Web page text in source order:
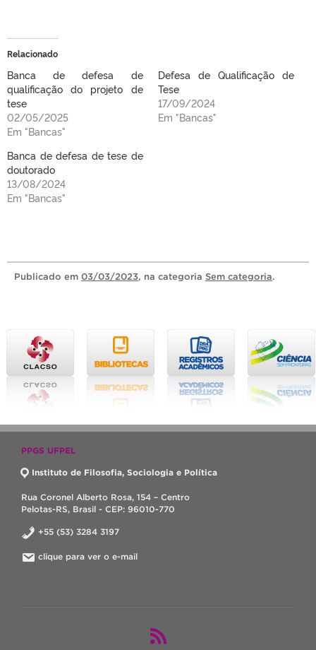
Relacionado
Banca de defesa de
qualificação do projeto de
tese
02/05/2025
Em "Bancas"
Defesa de Qualificação de
Tese
17/09/2024
Em "Bancas"
Banca de defesa de tese de
doutorado
13/08/2024
Em "Bancas"
Publicado em 03/03/2023, na categoria Sem categoria.
PPGS UFPEL
Instituto de Filosofia, Sociologia e Política
Rua Coronel Alberto Rosa, 154 – Centro
Pelotas-RS, Brasil - CEP: 96010-770
+55 (53) 3284 3197
clique para ver o e-mail